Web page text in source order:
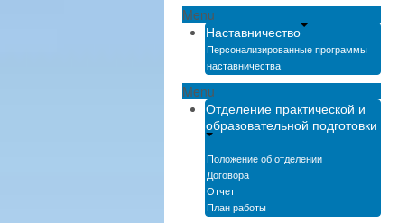
Menu
Наставничество
Персонализированные программы
наставничества
Menu
Отделение практической и
образовательной подготовки
Положение об отделении
Договора
Отчет
План работы